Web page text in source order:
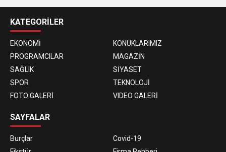
KATEGORİLER
EKONOMİ
KONUKLARIMIZ
PROGRAMCILAR
MAGAZİN
SAĞLIK
SİYASET
SPOR
TEKNOLOJİ
FOTO GALERİ
VIDEO GALERİ
SAYFALAR
Burçlar
Covid-19